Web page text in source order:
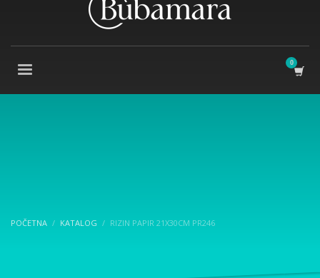
POČETNA KATALOG RIZIN PAPIR 21X30CM PR246